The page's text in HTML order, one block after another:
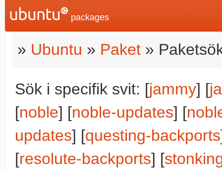
packages
» Ubuntu » Paket »
Sök i specifik svit: [jammy] [
[noble] [noble-updates] [
updates] [questing-backports
[resolute-backports] [